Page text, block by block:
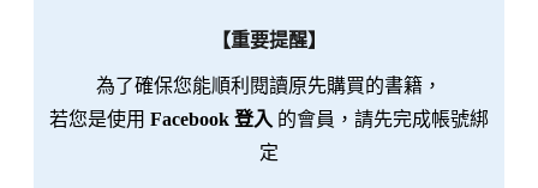
【重要提醒】
為了確保您能順利閱讀原先購買的書籍，
若您是使用 Facebook 登入 的會員，請先完成帳號綁
定